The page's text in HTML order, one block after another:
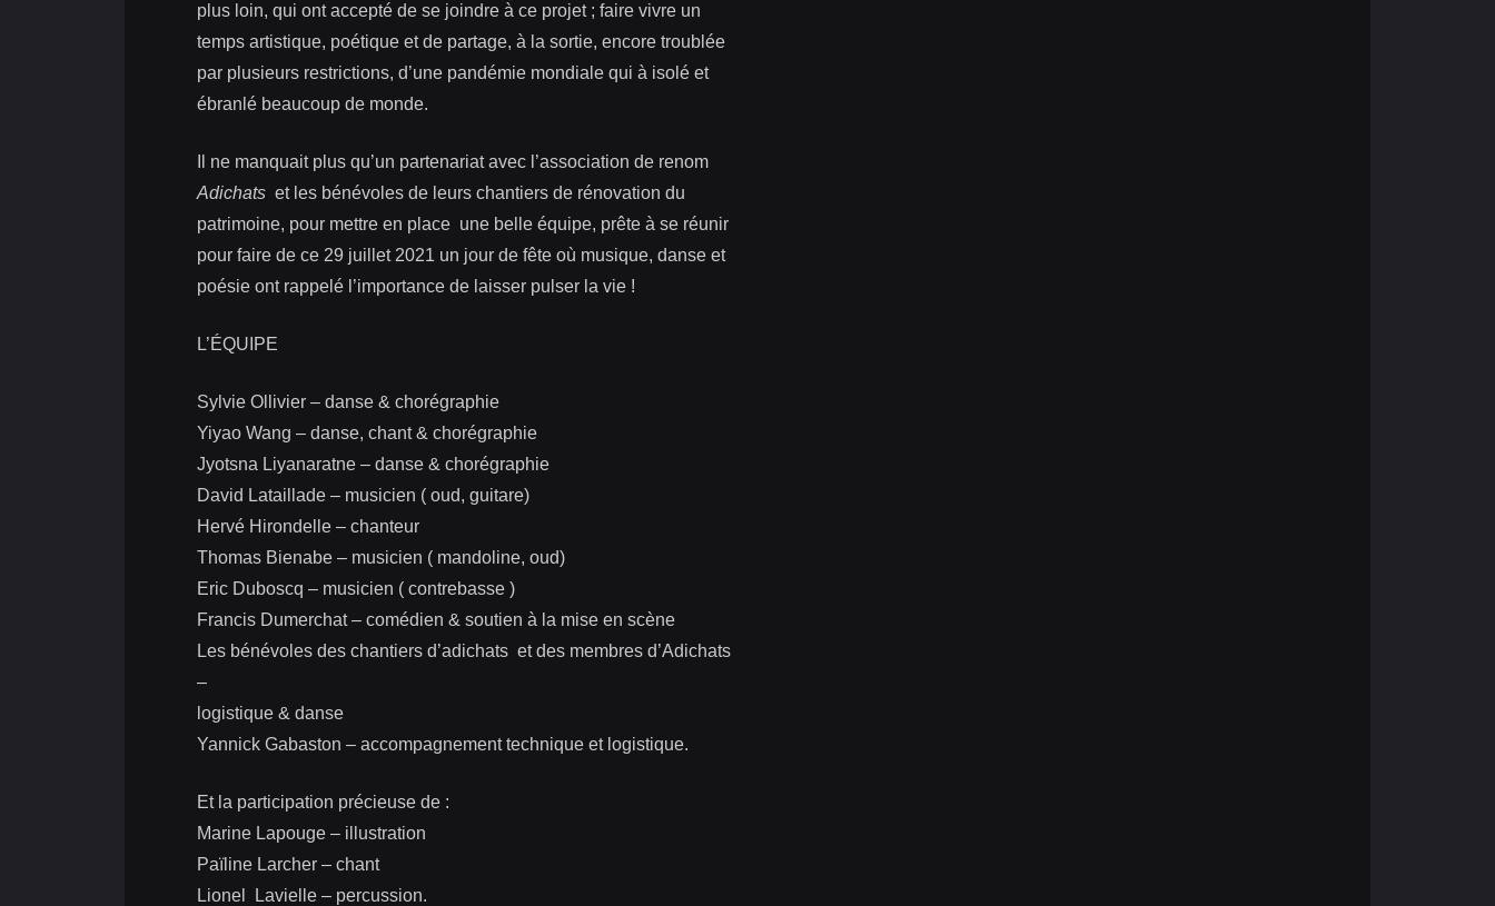
plus loin, qui ont accepté de se joindre à ce projet ; faire vivre un
temps artistique, poétique et de partage, à la sortie, encore troublée
par plusieurs restrictions, d’une pandémie mondiale qui à isolé et
ébranlé beaucoup de monde.
Il ne manquait plus qu’un partenariat avec l’association de renom
Adichats et les bénévoles de leurs chantiers de rénovation du
patrimoine, pour mettre en place une belle équipe, prête à se réunir
pour faire de ce 29 juillet 2021 un jour de fête où musique, danse et
poésie ont rappelé l’importance de laisser pulser la vie !
L’ÉQUIPE
Sylvie Ollivier – danse & chorégraphie
Yiyao Wang – danse, chant & chorégraphie
Jyotsna Liyanaratne – danse & chorégraphie
David Lataillade – musicien ( oud, guitare)
Hervé Hirondelle – chanteur
Thomas Bienabe – musicien ( mandoline, oud)
Eric Duboscq – musicien ( contrebasse )
Francis Dumerchat – comédien & soutien à la mise en scène
Les bénévoles des chantiers d’adichats et des membres d’Adichats
–
logistique & danse
Yannick Gabaston – accompagnement technique et logistique.
Et la participation précieuse de :
Marine Lapouge – illustration
Païline Larcher – chant
Lionel Lavielle – percussion.